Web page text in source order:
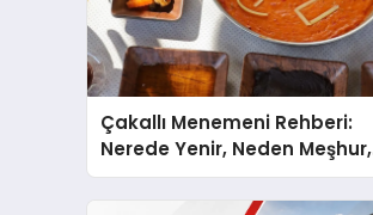
Çakallı Menemeni Rehberi:
Nerede Yenir, Neden Meşhur,
Nasıl Yapılır?